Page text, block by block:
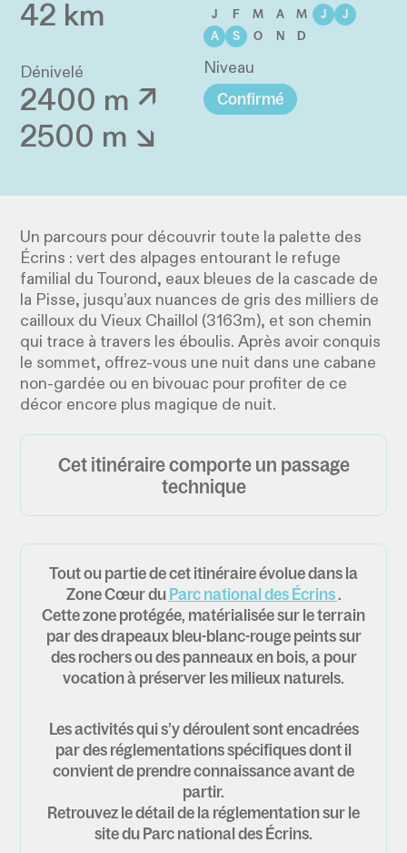
42 km
Dénivelé
2400 m ↗
2500 m ↘
J
F M A M J
J
A
S O N
D
Niveau
Confirmé
Un parcours pour découvrir toute la palette des
Écrins : vert des alpages entourant le refuge
familial du Tourond, eaux bleues de la cascade de
la Pisse, jusqu’aux nuances de gris des milliers de
cailloux du Vieux Chaillol (3163m), et son chemin
qui trace à travers les éboulis. Après avoir conquis
le sommet, offrez-vous une nuit dans une cabane
non-gardée ou en bivouac pour profiter de ce
décor encore plus magique de nuit.
Cet itinéraire comporte un passage
technique
Tout ou partie de cet itinéraire évolue dans la
Zone Cœur duParc national des Écrins.
Cette zone protégée, matérialisée sur le terrain
par des drapeaux bleu-blanc-rouge peints sur
des rochers ou des panneaux en bois, a pour
vocation à préserver les milieux naturels.
Les activités qui s’y déroulent sont encadrées
par des réglementations spécifiques dont il
convient de prendre connaissance avant de
partir.
Retrouvez le détail de la réglementation sur le
site du Parc national des Écrins.